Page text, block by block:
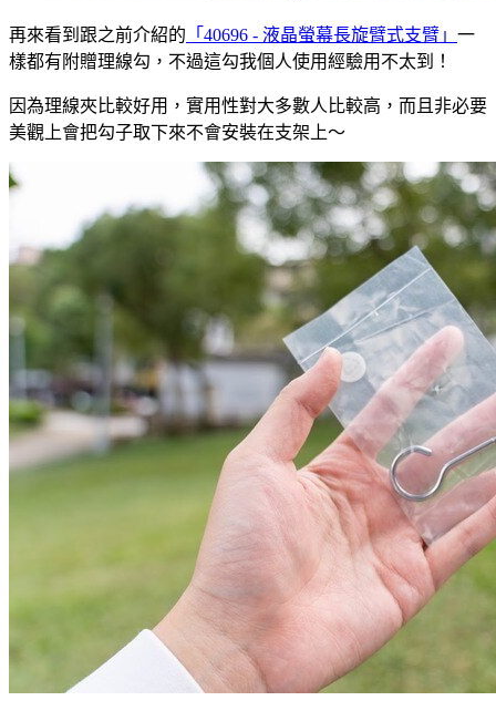
再來看到跟之前介紹的 「40696 - 液晶螢幕長旋臂式支臂」 一
樣都有附贈理線勾，不過這勾我個人使用經驗用不太到！
因為理線夾比較好用，實用性對大多數人比較高，而且非必要
美觀上會把勾子取下來不會安裝在支架上～